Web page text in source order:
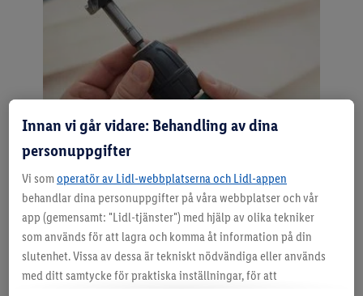
Steg 2: Sätt i borren
Öppna borrchucken, sätt i borren i maskinen och dra
åt den. Beroende på vilken borrchuck du har kan det
skilja sig i hur du öppnar den.
Innan vi går vidare: Behandling av dina
personuppgifter
Vi som operatör av Lidl-webbplatserna och Lidl-appen
behandlar dina personuppgifter på våra webbplatser och vår
app (gemensamt: "Lidl-tjänster") med hjälp av olika tekniker
som används för att lagra och komma åt information på din
slutenhet. Vissa av dessa är tekniskt nödvändiga eller används
med ditt samtycke för praktiska inställningar, för att